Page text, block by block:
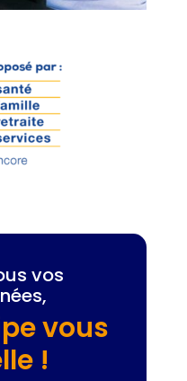
vos
vous
!